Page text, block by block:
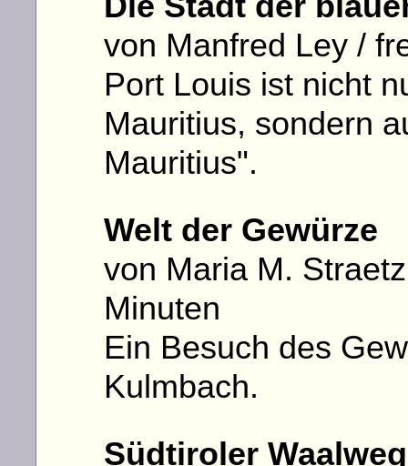
von Manfred Ley /
Port Louis ist nicht
Mauritius, sondern
Mauritius".
Welt der Gewürze
von Maria M.
Minuten
Ein Besuch des
Kulmbach.
Südtiroler Waalweg